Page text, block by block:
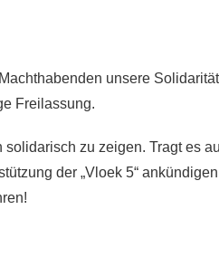
unsere
Freilassung.
zu zeigen. Tragt es
der „Vloek 5“